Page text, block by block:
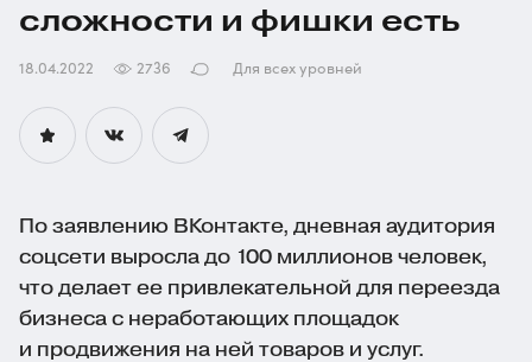
сложности и фишки есть
18.04.2022 2736 Для всех уровней
По заявлению ВКонтакте, дневная аудитория
соцсети выросла до 100 миллионов человек,
что делает ее привлекательной для переезда
бизнеса с неработающих площадок
и продвижения на ней товаров и услуг.